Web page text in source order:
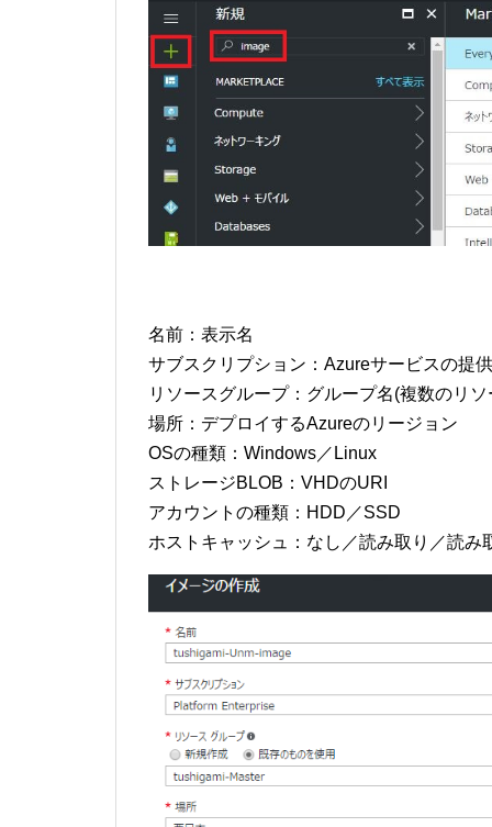
名前：表示名
サブスクリプション：Azureサービスの提
リソースグループ：グループ名(複数のリ
場所：デプロイするAzureのリージョン
OSの種類：Windows／Linux
ストレージBLOB：VHDのURI
アカウントの種類：HDD／SSD
ホストキャッシュ：なし／読み取り／読み